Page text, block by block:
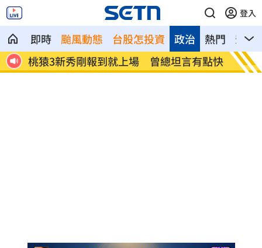
登入
即時 颱風動態 台股怎投資 熱門 影音
政治
判
桃猿3新秀剛報到就上場 曾總坦言有點快 憂22
養